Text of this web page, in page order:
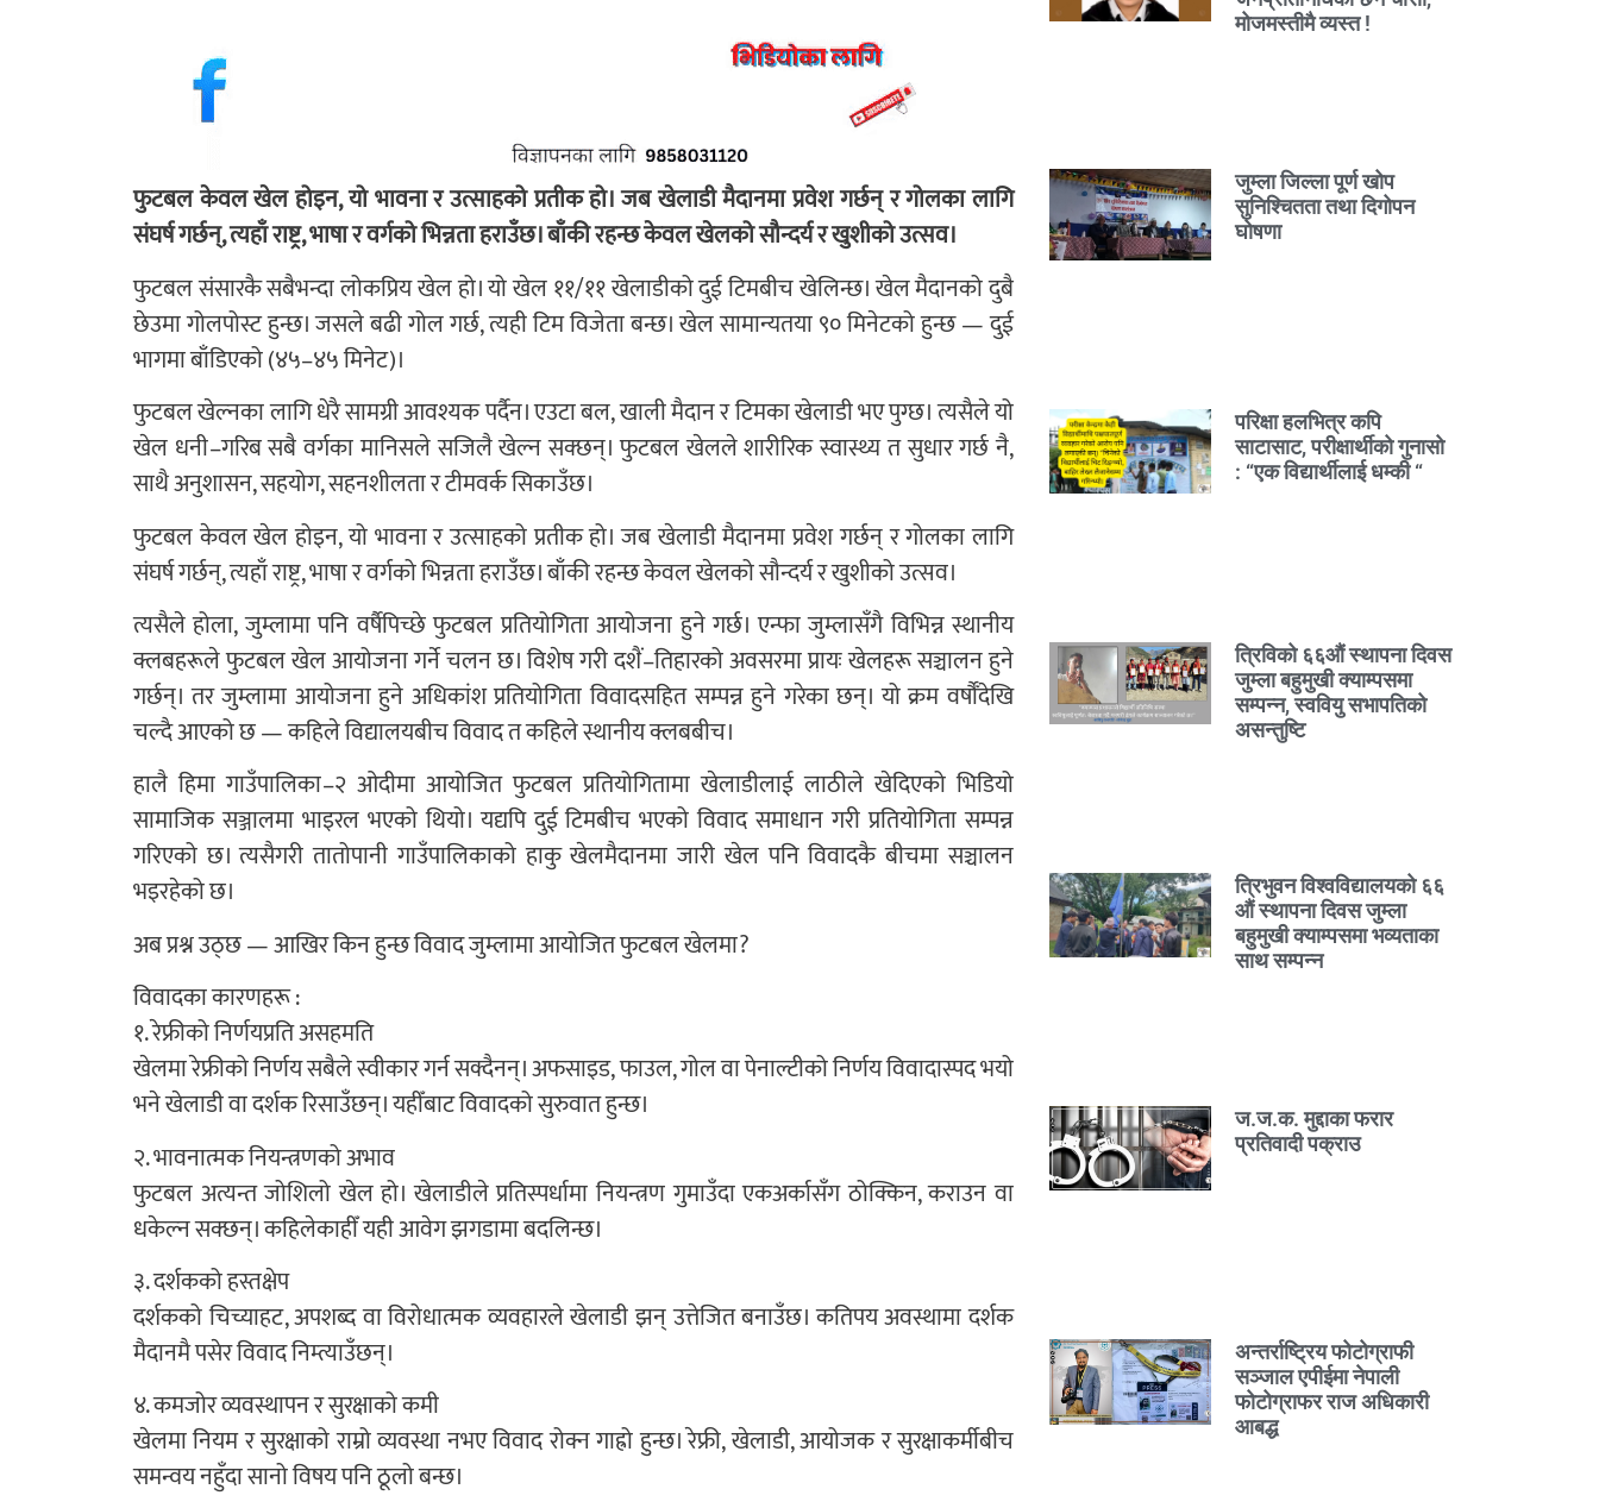
फुटबल केवल खेल होइन, यो भावना र उत्साहको प्रतीक हो। जब खेलाडी मैदानमा प्रवेश गर्छन् र गोलका लागि
संघर्ष गर्छन्, त्यहाँ राष्ट्र, भाषा र वर्गको भिन्नता हराउँछ। बाँकी रहन्छ केवल खेलको सौन्दर्य र खुशीको उत्सव।
फुटबल संसारकै सबैभन्दा लोकप्रिय खेल हो। यो खेल ११/११ खेलाडीको दुई टिमबीच खेलिन्छ। खेल मैदानको दुबै
छेउमा गोलपोस्ट हुन्छ। जसले बढी गोल गर्छ, त्यही टिम विजेता बन्छ। खेल सामान्यतया ९० मिनेटको हुन्छ — दुई
भागमा बाँडिएको (४५–४५ मिनेट)।
फुटबल खेल्नका लागि धेरै सामग्री आवश्यक पर्दैन। एउटा बल, खाली मैदान र टिमका खेलाडी भए पुग्छ। त्यसैले यो
खेल धनी–गरिब सबै वर्गका मानिसले सजिलै खेल्न सक्छन्। फुटबल खेलले शारीरिक स्वास्थ्य त सुधार गर्छ नै,
साथै अनुशासन, सहयोग, सहनशीलता र टीमवर्क सिकाउँछ।
फुटबल केवल खेल होइन, यो भावना र उत्साहको प्रतीक हो। जब खेलाडी मैदानमा प्रवेश गर्छन् र गोलका लागि
संघर्ष गर्छन्, त्यहाँ राष्ट्र, भाषा र वर्गको भिन्नता हराउँछ। बाँकी रहन्छ केवल खेलको सौन्दर्य र खुशीको उत्सव।
त्यसैले होला, जुम्लामा पनि वर्षैपिच्छे फुटबल प्रतियोगिता आयोजना हुने गर्छ। एन्फा जुम्लासँगै विभिन्न स्थानीय
क्लबहरूले फुटबल खेल आयोजना गर्ने चलन छ। विशेष गरी दशैं–तिहारको अवसरमा प्रायः खेलहरू सञ्चालन हुने
गर्छन्। तर जुम्लामा आयोजना हुने अधिकांश प्रतियोगिता विवादसहित सम्पन्न हुने गरेका छन्। यो क्रम वर्षौँदेखि
चल्दै आएको छ — कहिले विद्यालयबीच विवाद त कहिले स्थानीय क्लबबीच।
हालै हिमा गाउँपालिका–२ ओदीमा आयोजित फुटबल प्रतियोगितामा खेलाडीलाई लाठीले खेदिएको भिडियो
सामाजिक सञ्जालमा भाइरल भएको थियो। यद्यपि दुई टिमबीच भएको विवाद समाधान गरी प्रतियोगिता सम्पन्न
गरिएको छ। त्यसैगरी तातोपानी गाउँपालिकाको हाकु खेलमैदानमा जारी खेल पनि विवादकै बीचमा सञ्चालन
भइरहेको छ।
अब प्रश्न उठ्छ — आखिर किन हुन्छ विवाद जुम्लामा आयोजित फुटबल खेलमा?
विवादका कारणहरू :
१. रेफ्रीको निर्णयप्रति असहमति
खेलमा रेफ्रीको निर्णय सबैले स्वीकार गर्न सक्दैनन्। अफसाइड, फाउल, गोल वा पेनाल्टीको निर्णय विवादास्पद भयो
भने खेलाडी वा दर्शक रिसाउँछन्। यहीँबाट विवादको सुरुवात हुन्छ।
२. भावनात्मक नियन्त्रणको अभाव
फुटबल अत्यन्त जोशिलो खेल हो। खेलाडीले प्रतिस्पर्धामा नियन्त्रण गुमाउँदा एकअर्कासँग ठोक्किन, कराउन वा
धकेल्न सक्छन्। कहिलेकाहीँ यही आवेग झगडामा बदलिन्छ।
३. दर्शकको हस्तक्षेप
दर्शकको चिच्याहट, अपशब्द वा विरोधात्मक व्यवहारले खेलाडी झन् उत्तेजित बनाउँछ। कतिपय अवस्थामा दर्शक
मैदानमै पसेर विवाद निम्त्याउँछन्।
४. कमजोर व्यवस्थापन र सुरक्षाको कमी
खेलमा नियम र सुरक्षाको राम्रो व्यवस्था नभए विवाद रोक्न गाह्रो हुन्छ। रेफ्री, खेलाडी, आयोजक र सुरक्षाकर्मीबीच
समन्वय नहुँदा सानो विषय पनि ठूलो बन्छ।
मोजमस्तीमै व्यस्त !
जुम्ला जिल्ला पूर्ण खोप
सुनिश्चितता तथा दिगोपन
घोषणा
परिक्षा हलभित्र कपि
साटासाट, परीक्षार्थीको गुनासो
: “एक विद्यार्थीलाई धम्की “
त्रिविको ६६औं स्थापना दिवस
जुम्ला बहुमुखी क्याम्पसमा
सम्पन्न, स्ववियु सभापतिको
असन्तुष्टि
त्रिभुवन विश्वविद्यालयको ६६
औं स्थापना दिवस जुम्ला
बहुमुखी क्याम्पसमा भव्यताका
साथ सम्पन्न
ज.ज.क. मुद्दाका फरार
प्रतिवादी पक्राउ
अन्तर्राष्ट्रिय फोटोग्राफी
सञ्जाल एपीईमा नेपाली
फोटोग्राफर राज अधिकारी
आबद्ध